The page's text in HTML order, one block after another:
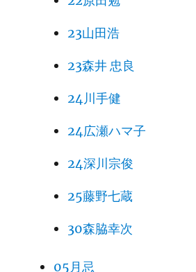
23山田浩
23森井 忠良
24川手健
24広瀬ハマ子
24深川宗俊
25藤野七蔵
30森脇幸次
05月忌